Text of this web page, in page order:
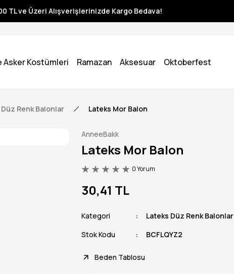
TL ve Üzeri Alışverişlerinizde Kargo Bedava!
Asker Kostümleri Ramazan Aksesuar Oktoberfest
Renk Balonlar Lateks Mor Balon
AnneeBakk
Lateks Mor Balon
0 Yorum
30,41 TL
Kategori
Lateks Düz Renk Balonlar
Stok Kodu
BCFLQYZ2
Beden Tablosu